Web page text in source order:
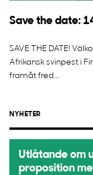
Save the date:
SAVE THE DATE!
Afrikansk svinpest i
framåt fred...
NYHETER
Utlåtande om
proposition